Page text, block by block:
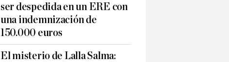
ser despedida en un ERE con
una indemnización de
150.000 euros
El misterio de Lalla Salma: